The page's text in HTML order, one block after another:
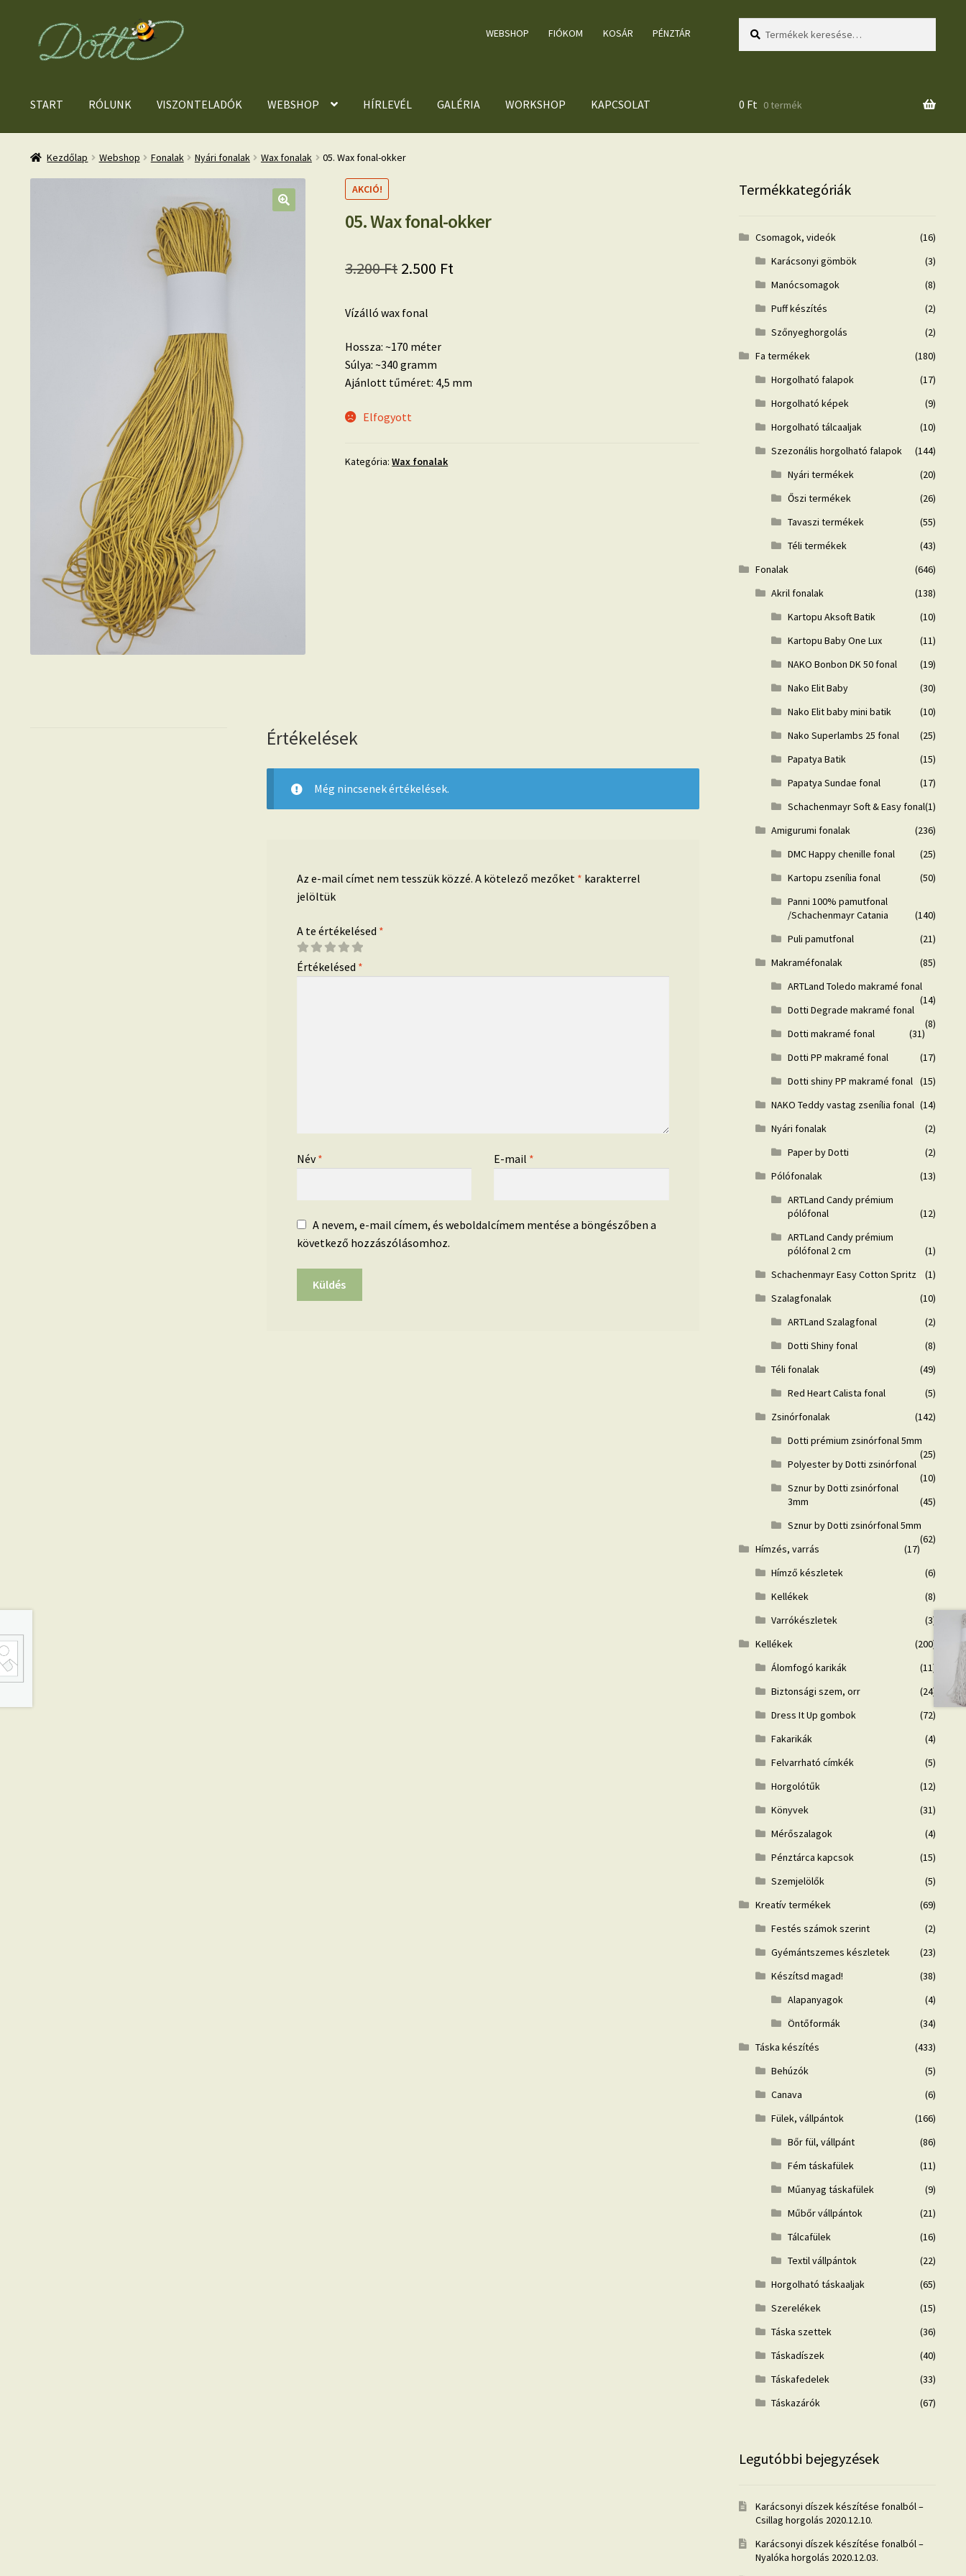
Ugrás
navigációhoz
Kilépés
tartalomba
WEBSHOP FIÓKOM KOSÁR PÉNZTÁR
START RÓLUNK VISZONTELADÓK WEBSHOP HÍRLEVÉL GALÉRIA WORKSHOP KAPCSOLAT 0 Ft 0 termék
Kezdőlap Webshop Fonalak Nyári fonalak Wax fonalak 05. Wax fonal-okker
AKCIÓ!
05. Wax fonal-okker
3.200Ft Original
was:
3.200 Ft.
2.500 Ft
Vízálló wax fonal
Hossza: ~170 méter
Súlya: ~340 gramm
Ajánlott tűméret: 4,5 mm
Elfogyott
Kategória:Wax fonalak
Értékelések
Még nincsenek értékelések.
Az e-mail címet nem tesszük közzé. A kötelező mezőket * karakterrel
jelöltük
A te értékelésed *
Értékelésed *
Név* E-mail *
A nevem, e-mail címem, és weboldalcímem mentése a böngészőben a
következő hozzászólásomhoz.
Termékkategóriák
Csomagok, videók
(16)
Karácsonyi gömbök
(3)
Manócsomagok
(8)
Puff készítés
(2)
Szőnyeghorgolás
(2)
Fa termékek
(180)
Horgolható falapok
(17)
Horgolható képek
(9)
Horgolható tálcaaljak
(10)
Szezonális horgolható falapok
(144)
Nyári termékek
(20)
Őszi termékek
(26)
Tavaszi termékek
(55)
Téli termékek
(43)
Fonalak
(646)
Akril fonalak
(138)
Kartopu Aksoft Batik
(10)
Kartopu Baby One Lux
(11)
NAKO Bonbon DK 50 fonal
(19)
Nako Elit Baby
(30)
Nako Elit baby mini batik
(10)
Nako Superlambs 25 fonal
(25)
Papatya Batik
(15)
Papatya Sundae fonal
(17)
Schachenmayr Soft & Easy fonal(1)
Amigurumi fonalak
(236)
DMC Happy chenille fonal
(25)
Kartopu zsenília fonal
(50)
Panni 100% pamutfonal
/Schachenmayr Catania
(140)
Puli pamutfonal
(21)
Makraméfonalak
(85)
ARTLand Toledo makramé fonal
(14)
Dotti Degrade makramé fonal
(8)
Dotti makramé fonal
(31)
Dotti PP makramé fonal
(17)
Dotti shiny PP makramé fonal (15)
NAKO Teddy vastag zsenília fonal (14)
Nyári fonalak
(2)
Paper by Dotti
(2)
Pólófonalak
(13)
ARTLand Candy prémium
pólófonal
(12)
ARTLand Candy prémium
pólófonal 2 cm
(1)
Schachenmayr Easy Cotton Spritz
(1)
Szalagfonalak
(10)
ARTLand Szalagfonal
(2)
Dotti Shiny fonal
(8)
Téli fonalak
(49)
Red Heart Calista fonal
(5)
Zsinórfonalak
(142)
Dotti prémium zsinórfonal 5mm
(25)
Polyester by Dotti zsinórfonal
(10)
Sznur by Dotti zsinórfonal
3mm
(45)
Sznur by Dotti zsinórfonal 5mm
(62)
Hímzés, varrás
(17)
Hímző készletek
(6)
Kellékek
(8)
Varrókészletek
(3)
Kellékek
(200)
Álomfogó karikák
(11)
Biztonsági szem, orr
(24)
Dress It Up gombok
(72)
Fakarikák
(4)
Felvarrható címkék
(5)
Horgolótűk
(12)
Könyvek
(31)
Mérőszalagok
(4)
Pénztárca kapcsok
(15)
Szemjelölők
(5)
Kreatív termékek
(69)
Festés számok szerint
(2)
Gyémántszemes készletek
(23)
Készítsd magad!
(38)
Alapanyagok
(4)
Öntőformák
(34)
Táska készítés
(433)
Behúzók
(5)
Canava
(6)
Fülek, vállpántok
(166)
Bőr fül, vállpánt
(86)
Fém táskafülek
(11)
Műanyag táskafülek
(9)
Műbőr vállpántok
(21)
Tálcafülek
(16)
Textil vállpántok
(22)
Horgolható táskaaljak
(65)
Szerelékek
(15)
Táska szettek
(36)
Táskadíszek
(40)
Táskafedelek
(33)
Táskazárók
(67)
Legutóbbi bejegyzések
Karácsonyi díszek készítése fonalból –
Csillag horgolás 2020.12.10.
Karácsonyi díszek készítése fonalból –
Nyalóka horgolás 2020.12.03.